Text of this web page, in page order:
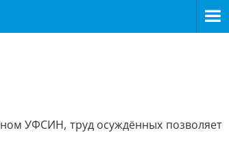
УФСИН, труд осуждённых позволяет